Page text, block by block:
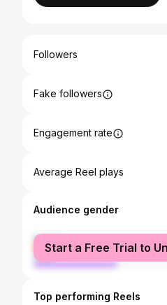
Followers
Fake followers
Engagement rate
Average Reel plays
Audience gender
female
male
Start a Free Trial to
Top performing Reels